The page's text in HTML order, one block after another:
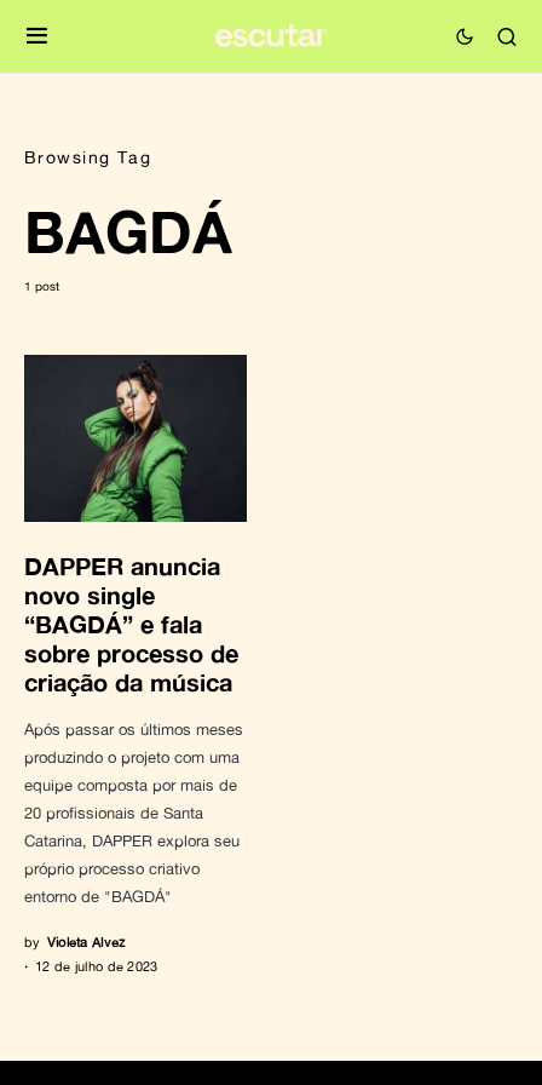
Browsing Tag
BAGDÁ
1 post
DAPPER anuncia
novo single
“BAGDÁ” e fala
sobre processo de
criação da música
Após passar os últimos meses
produzindo o projeto com uma
equipe composta por mais de
20 profissionais de Santa
Catarina, DAPPER explora seu
próprio processo criativo
entorno de "BAGDÁ"
by Violeta Alvez
12 de julho de 2023